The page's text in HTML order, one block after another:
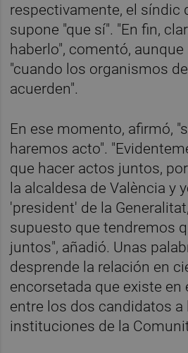
respectivamente, el síndic
supone "que sí". "En fin,
haberlo", comentó,
"cuando los organismos
acuerden".
En ese momento, afirmó,
haremos acto".
que hacer actos juntos,
la alcaldesa de València y
'president' de la
supuesto que tendremos
juntos", añadió. Unas
desprende la relación en
encorsetada que existe
entre los dos candidatos a
instituciones de la